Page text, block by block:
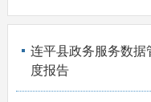
连平县政务服务数
度报告